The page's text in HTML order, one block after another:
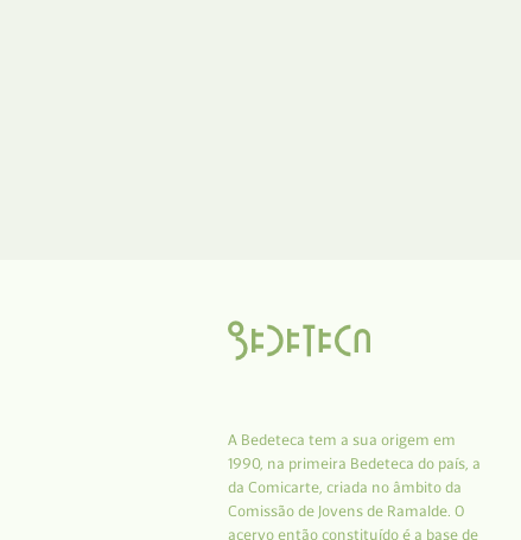
A Bedeteca tem a sua origem em
1990, na primeira Bedeteca do país, a
da Comicarte, criada no âmbito da
Comissão de Jovens de Ramalde. O
acervo então constituído é a base de